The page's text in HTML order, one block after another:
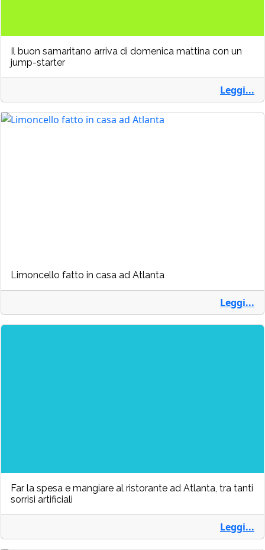
Il buon samaritano arriva di domenica mattina con un
jump-starter
Leggi...
Limoncello fatto in casa ad Atlanta
Leggi...
Far la spesa e mangiare al ristorante ad Atlanta, tra tanti
sorrisi artificiali
Leggi...